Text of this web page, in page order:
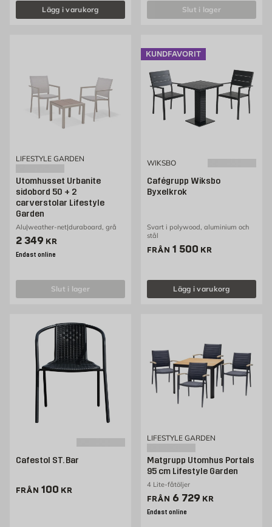
Lägg i varukorg slut i lager
LIFESTYLE GARDEN
Utomhusset Urbanite
sidobord 50 + 2
carverstolar Lifestyle
Garden
Alu|weather-net|duraboard, grå
Pris 2349 kr
2 349 KR
Endast online
slut i lager
KUNDFAVORIT
WIKSBO
Cafégrupp Wiksbo
Byxelkrok
Svart i polywood, aluminium och
stål
FRÅN Pris 1500 kr
1 500 KR
Lägg i varukorg
Cafestol ST. Bar
FRÅN Pris 100 kr
100 KR
LIFESTYLE GARDEN
Matgrupp Utomhus Portals
95 cm Lifestyle Garden
4 Lite-fåtöljer
FRÅN Pris 6729 kr
6 729 KR
Endast online